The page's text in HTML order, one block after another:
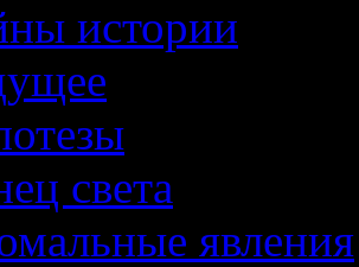
истории
света
явления